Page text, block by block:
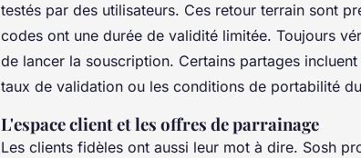
testés par des utilisateurs. Ces retour terrain sont
codes ont une durée de validité limitée. Toujours
de lancer la souscription. Certains partages
taux de validation ou les conditions de portabilité
L'espace client et les offres de parrainage
Les clients fidèles ont aussi leur mot à dire. Sosh